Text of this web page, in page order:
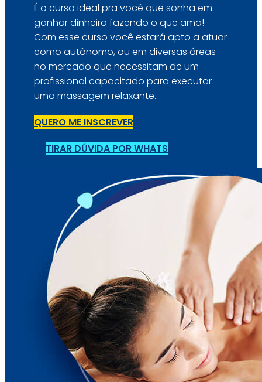
É o curso ideal pra você que sonha em
ganhar dinheiro fazendo o que ama!
Com esse curso você estará apto a atuar
como autônomo, ou em diversas áreas
no mercado que necessitam de um
profissional capacitado para executar
uma massagem relaxante.
QUERO ME INSCREVER
TIRAR DÚVIDA POR WHATS